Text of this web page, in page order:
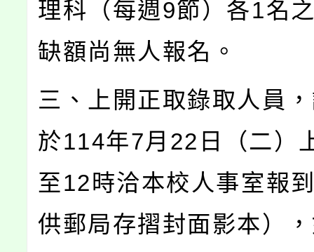
理科（每週9節）各1名
缺額尚無人報名。
三、上開正取錄取人員
於114年7月22日（二）
至12時洽本校人事室報
供郵局存摺封面影本）